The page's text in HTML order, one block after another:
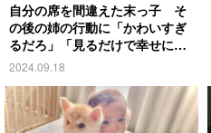
自分の席を間違えた末っ子 そ
の後の姉の行動に「かわいすぎ
るだろ」「見るだけで幸せにな
る」
2024.09.18